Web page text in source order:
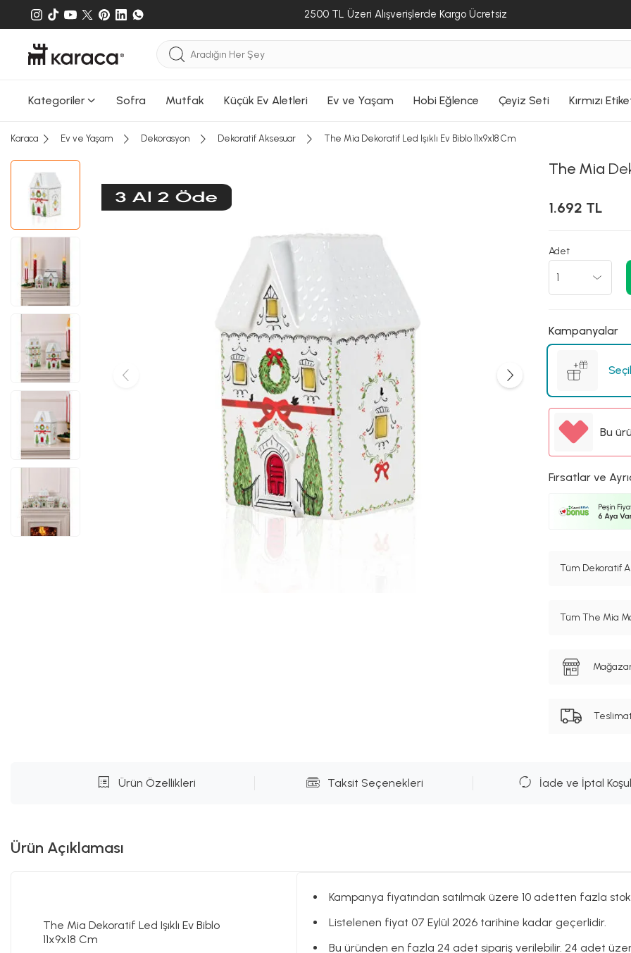
2500 TL Üzeri Alışverişlerde Kargo Ücretsiz
Kategoriler Sofra Mutfak Küçük Ev Aletleri Ev ve Yaşam Hobi Eğlence Çeyiz Seti Kırmızı
SEPETE GİT
Karaca Ev ve Yaşam Dekorasyon Dekoratif Aksesuar The Mia Dekoratif Led Işıklı Ev Biblo 11x9x18 Cm
The Mia
1.692 TL
Adet
Kampanyalar
Bu
Fırsatlar ve
Tüm Dekoratif
Tüm The Mia
Ürün Özellikleri Taksit Seçenekleri İade ve İptal
Ürün Açıklaması
The Mia Dekoratif Led Işıklı Ev Biblo
11x9x18 Cm
Kampanya fiyatından satılmak üzere 10 adetten fazla
Listelenen fiyat 07 Eylül 2026 tarihine kadar geçerlidir.
Bu üründen en fazla 24 adet sipariş verilebilir. 24 adet
SEPETE GİT
SEPETE GİT